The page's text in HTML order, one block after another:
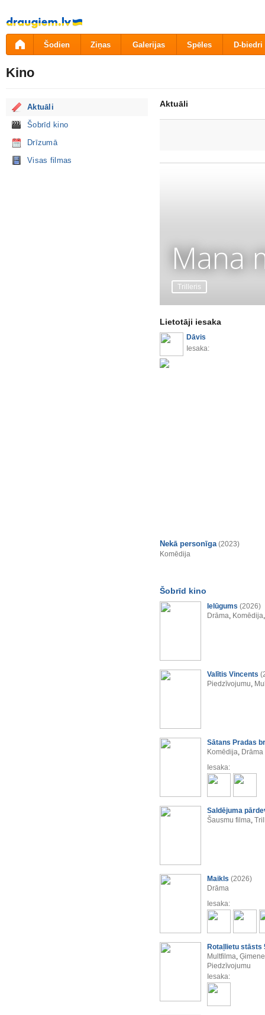
Pāriet
uz
saturu
Šodien Ziņas Galerijas Spēles D-biedri
Kino
Aktuāli
Šobrīd kino
Drīzumā
Visas filmas
Aktuāli
Mana
Trilleris
Lietotāji iesaka
Dāvis
Iesaka:
Nekā personīga (2023)
Komēdija
Šobrīd kino
Ielūgums (2026)
Drāma, Komēdija
Valītis Vincents
Piedzīvojumu,
Sātans Pradas
Komēdija, Drāma
Iesaka:
Saldējuma
Šausmu filma,
Maikls (2026)
Drāma
Iesaka:
Rotaļlietu stāsts
Multfilma,
Piedzīvojumu
Iesaka: